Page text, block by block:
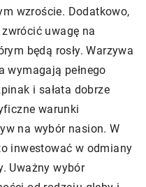
wzroście. Dodatkowo,
uwagę na
będą rosły. Warzywa
wymagają pełnego
i sałata dobrze
warunki
na wybór nasion. W
inwestować w odmiany
Uważny wybór